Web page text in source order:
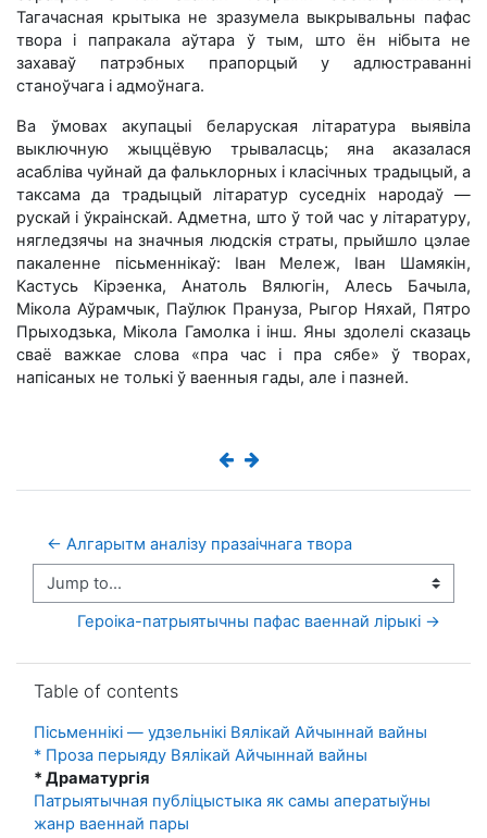
Тагачасная крытыка не зразумела выкрывальны пафас
твора і папракала аўтара ў тым, што ён нібыта не
захаваў патрэбных прапорцый у адлюстраванні
станоўчага і адмоўнага.
Ва ўмовах акупацыі беларуская літаратура выявіла
выключную жыццёвую трываласць; яна аказалася
асабліва чуйнай да фальклорных і класічных традыцый, а
таксама да традыцый літаратур суседніх народаў —
рускай і ўкраінскай. Адметна, што ў той час у літаратуру,
нягледзячы на значныя людскія страты, прыйшло цэлае
пакаленне пісьменнікаў: Iван Мележ, Iван Шамякін,
Кастусь Кірэенка, Анатоль Вялюгін, Алесь Бачыла,
Мікола Аўрамчык, Паўлюк Прануза, Рыгор Няхай, Пятро
Прыходзька, Мікола Гамолка і інш. Яны здолелі сказаць
сваё важкае слова «пра час і пра сябе» ў творах,
напісаных не толькі ў ваенныя гады, але і пазней.
← Алгарытм аналізу празаічнага твора
Jump to...
Героіка-патрыятычны пафас ваеннай лірыкі →
Table of contents
Пісьменнікі — удзельнікі Вялікай Айчыннай вайны
* Проза перыяду Вялікай Айчыннай вайны
* Драматургія
Патрыятычная публіцыстыка як самы аператыўны
жанр ваеннай пары